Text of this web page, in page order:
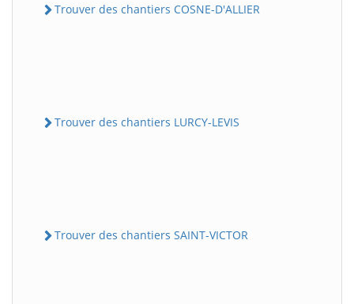
Trouver des chantiers COSNE-D'ALLIER
Trouver des chantiers LURCY-LEVIS
Trouver des chantiers SAINT-VICTOR